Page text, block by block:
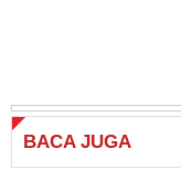
BACA JUGA